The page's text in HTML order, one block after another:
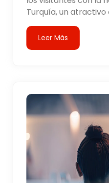
Turquía, un
Leer Más